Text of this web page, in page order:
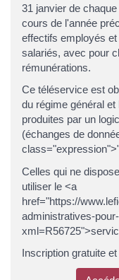
31 janvier de
cours de l'année
effectifs employés
salariés, avec pour
rémunérations.
Ce téléservice est
du régime général
produites par un
(échanges de
Celles qui ne
utiliser le <a
href="https://
administratives-
Inscription gratuite